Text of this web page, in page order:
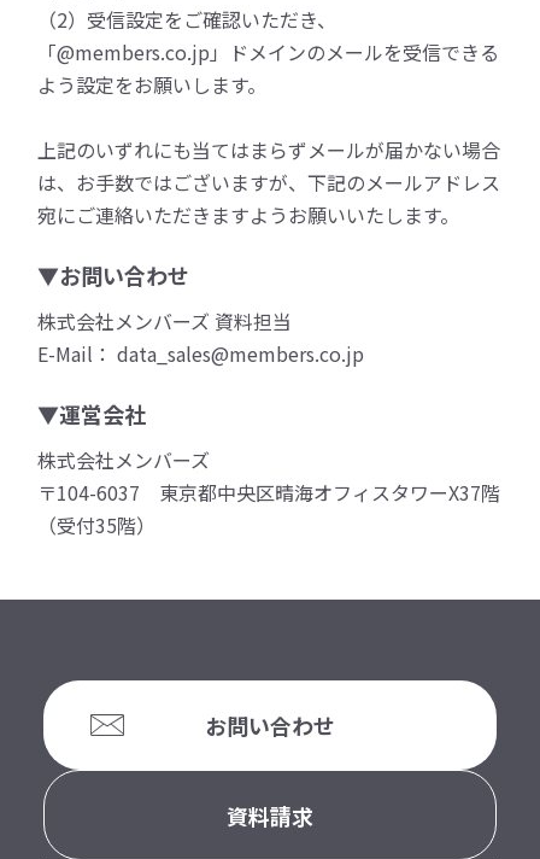
（2）受信設定をご確認いただき、
「@members.co.jp」ドメインのメールを受信できる
よう設定をお願いします。
上記のいずれにも当てはまらずメールが届かない場合
は、お手数ではございますが、下記のメールアドレス
宛にご連絡いただきますようお願いいたします。
▼お問い合わせ
株式会社メンバーズ 資料担当
E-Mail： data_sales@members.co.jp
▼運営会社
株式会社メンバーズ
〒104-6037 東京都中央区晴海オフィスタワーX37階
（受付35階）
お問い合わせ
資料請求